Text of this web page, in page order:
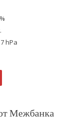
hPa
Межбанка